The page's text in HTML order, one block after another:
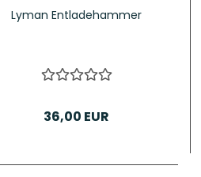
Lyman Entladehammer
36,00 EUR